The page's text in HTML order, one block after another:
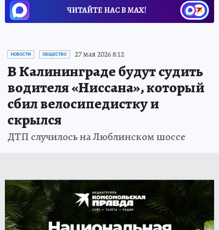
ЧИТАЙТЕ НАС В МАХ!
НОВОСТИ ОБЩЕСТВО 27 мая 2026 8:12
В Калининграде будут судить
водителя «Ниссана», который
сбил велосипедистку и
скрылся
ДТП случилось на Люблинском шоссе